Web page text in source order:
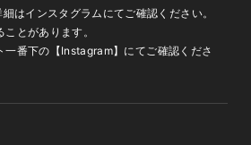
はインスタグラムにてご確認ください。
とがあります。
一番下の【Instagram】にてご確認くださ